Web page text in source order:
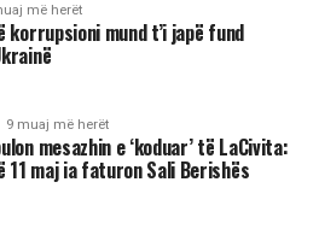
më herët
korrupsioni mund t’i japë fund
9 muaj më herët
mesazhin e ‘koduar’ të LaCivita:
11 maj ia faturon Sali Berishës